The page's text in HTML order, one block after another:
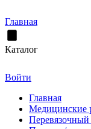
Главная
Каталог
Войти
Главная
Медицинские
Перевязочный